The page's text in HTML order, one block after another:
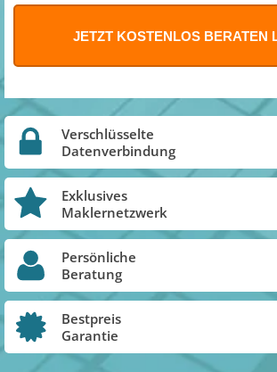
Verschlüsselte
Datenverbindung
Exklusives
Maklernetzwerk
Persönliche
Beratung
Bestpreis
Garantie